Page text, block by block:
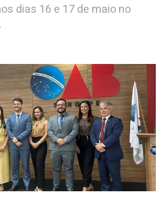
dias 16 e 17 de maio no